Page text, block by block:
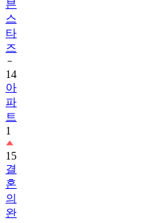
타
즈
14
아
파
트
1
15
결
혼
의
완
성
1